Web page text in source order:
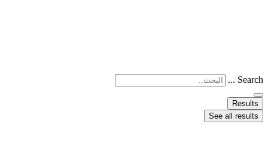
Search ...
Results
See all results